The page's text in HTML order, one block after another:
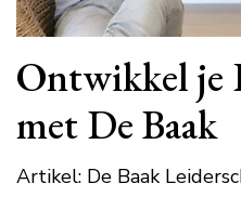
Ontwikkel je
met De Baak
Artikel: De Baak